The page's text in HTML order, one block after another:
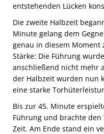
entstehenden Lücken
Die zweite Halbzeit
Minute gelang dem
genau in diesem
Stärke: Die Führung
anschließend nicht mehr
der Halbzeit wurden nun
eine starke
Bis zur 45. Minute
Führung und brachte
Zeit. Am Ende stand ein